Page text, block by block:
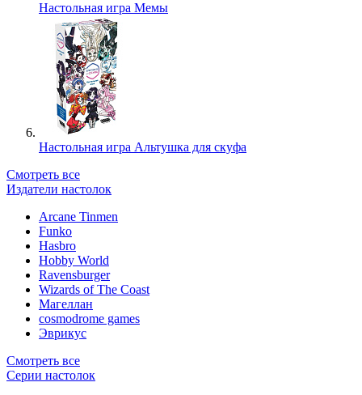
Настольная игра Мемы
Настольная игра Альтушка для скуфа
Смотреть все
Издатели настолок
Arcane Tinmen
Funko
Hasbro
Hobby World
Ravensburger
Wizards of The Coast
Магеллан
сosmodrome games
Эврикус
Смотреть все
Серии настолок